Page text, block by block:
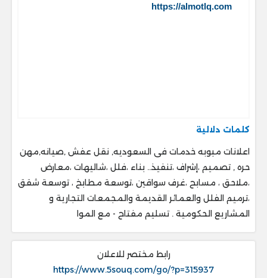
https://almotlq.com
كلمات دلالية
اعلانات مبوبه خدمات فى السعوديه, نقل عفش ,صيانه,مهن
حره , تصميم ،إشراف ،تنفيذ.. ‎بناء ،فلل ،شاليهات ،معارض
،ملاحق ، ‎مسابح ،غرف سواقين ،توسعة مطابخ ، ‎توسعة شقق
،ترميم الفلل والعمائر القديمة والمجمعات التجارية و
المشاريع الحكومية . ‎تسليم مفتاح - مع الموا
رابط مختصر للاعلان
https://www.5souq.com/go/?p=315937